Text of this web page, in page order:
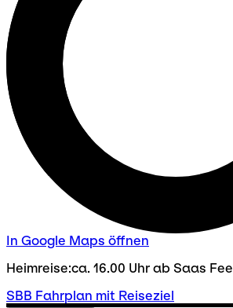
In Google Maps öffnen
Heimreise:ca. 16.00 Uhr ab Saas Fee
SBB Fahrplan mit Reiseziel